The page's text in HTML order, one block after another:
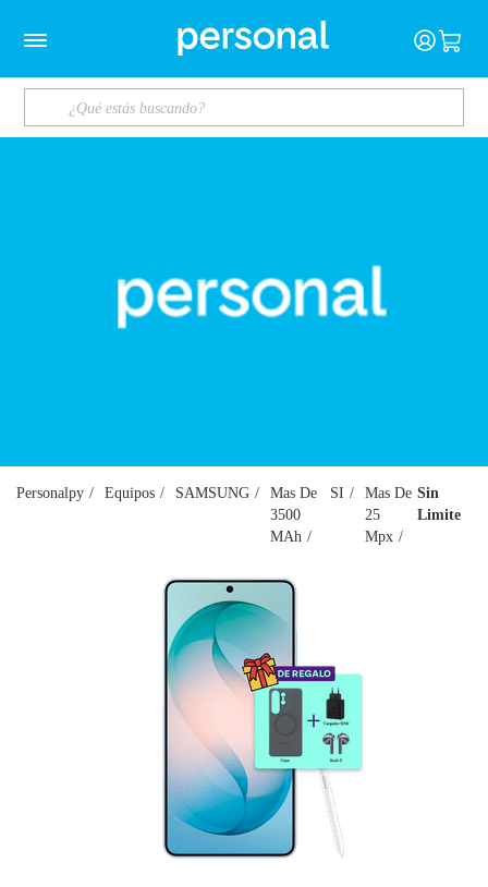
Personalpy Equipos SAMSUNG
Mas De
3500
MAh
SI
Mas De
25
Mpx
Sin
Limite